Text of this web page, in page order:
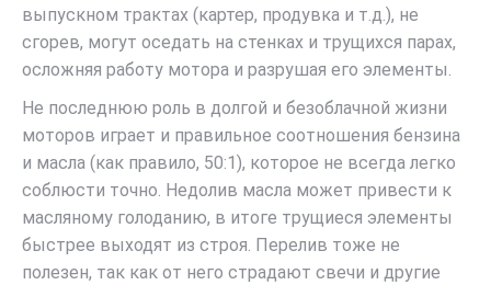
выпускном трактах (картер, продувка и т.д.), не
сгорев, могут оседать на стенках и трущихся парах,
осложняя работу мотора и разрушая его элементы.
Не последнюю роль в долгой и безоблачной жизни
моторов играет и правильное соотношения бензина
и масла (как правило, 50:1), которое не всегда легко
соблюсти точно. Недолив масла может привести к
масляному голоданию, в итоге трущиеся элементы
быстрее выходят из строя. Перелив тоже не
полезен, так как от него страдают свечи и другие